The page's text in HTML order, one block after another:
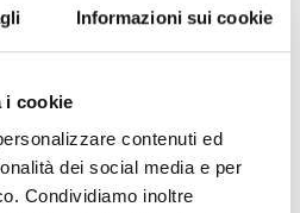
Informazioni sui cookie
i cookie
contenuti ed
dei social media e per
Condividiamo inoltre
sono bambini. Accanto al
un piccolo campo
per attività sportive e di